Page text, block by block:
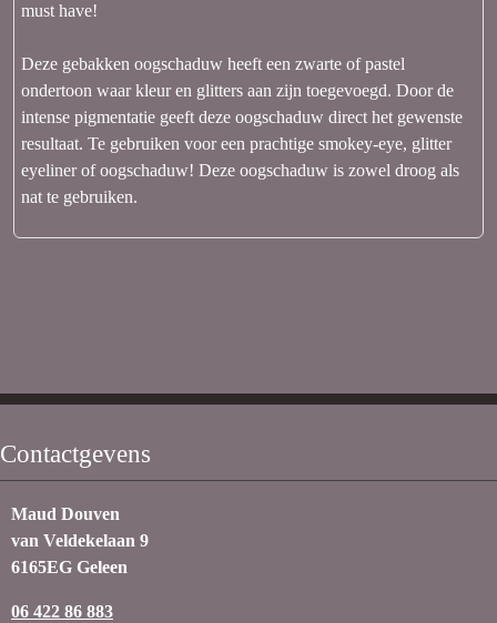
must have!
Deze gebakken oogschaduw heeft een zwarte of pastel
ondertoon waar kleur en glitters aan zijn toegevoegd. Door de
intense pigmentatie geeft deze oogschaduw direct het gewenste
resultaat. Te gebruiken voor een prachtige smokey-eye, glitter
eyeliner of oogschaduw! Deze oogschaduw is zowel droog als
nat te gebruiken.
Contactgevens
Maud Douven
van Veldekelaan 9
6165EG Geleen
06 422 86 883